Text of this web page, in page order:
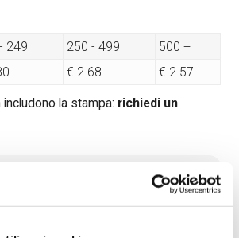
249 250 - 499
500 +
€ 2.68 € 2.57
la stampa: richiedi un
standard: